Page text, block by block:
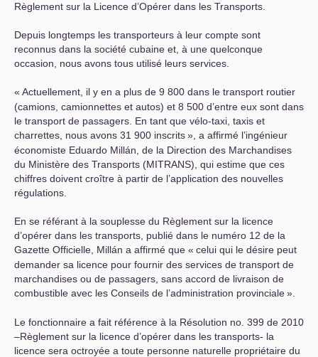
Règlement sur la Licence d’Opérer dans les Transports.
Depuis longtemps les transporteurs à leur compte sont
reconnus dans la société cubaine et, à une quelconque
occasion, nous avons tous utilisé leurs services.
« Actuellement, il y en a plus de 9 800 dans le transport routier
(camions, camionnettes et autos) et 8 500 d’entre eux sont dans
le transport de passagers. En tant que vélo-taxi, taxis et
charrettes, nous avons 31 900 inscrits», a affirmé l’ingénieur
économiste Eduardo Millán, de la Direction des Marchandises
du Ministère des Transports (MITRANS), qui estime que ces
chiffres doivent croître à partir de l’application des nouvelles
régulations.
En se référant à la souplesse du Règlement sur la licence
d’opérer dans les transports, publié dans le numéro 12 de la
Gazette Officielle, Millán a affirmé que « celui qui le désire peut
demander sa licence pour fournir des services de transport de
marchandises ou de passagers, sans accord de livraison de
combustible avec les Conseils de l’administration provinciale».
Le fonctionnaire a fait référence à la Résolution no. 399 de 2010
–Règlement sur la licence d’opérer dans les transports- la
licence sera octroyée a toute personne naturelle propriétaire du